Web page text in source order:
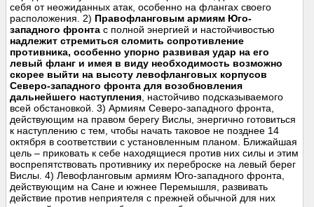
себя от неожиданных атак, особенно на флангах своего
расположения. 2) Правофланговым армиям Юго-
западного фронта с полной энергией и настойчивостью
надлежит стремиться сломить сопротивление
противника, особенно упорно развивая удар на его
левый фланг и имея в виду необходимость возможно
скорее выйти на высоту левофланговых корпусов
Северо-западного фронта для возобновления
дальнейшего наступления , настойчиво подсказываемого
всей обстановкой. 3) Армиям Северо-западного фронта,
действующим на правом берегу Вислы, энергично готовиться
к наступлению с тем, чтобы начать таковое не позднее 14
октября в соответствии с установленным планом. Ближайшая
цель – приковать к себе находящиеся против них силы и этим
воспрепятствовать противнику их переброске на левый берег
Вислы. 4) Левофланговым армиям Юго-западного фронта,
действующим на Сане и южнее Перемышля, развивать
действие против неприятеля с прежней обычной для них